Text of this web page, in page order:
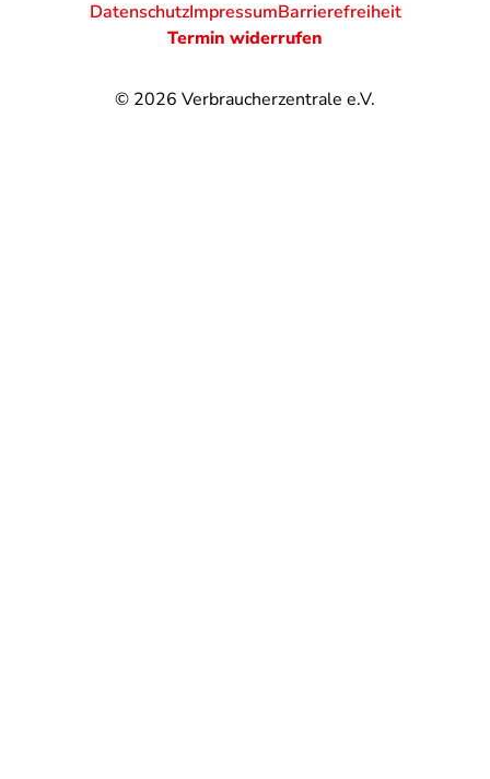
© 2026 Verbraucherzentrale e.V.
DatenschutzImpressumBarrierefreiheit
Termin widerrufen